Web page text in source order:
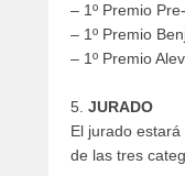
– 1º Premio
– 1º Premio
– 1º Premio
5. JURADO
El jurado
de las tres